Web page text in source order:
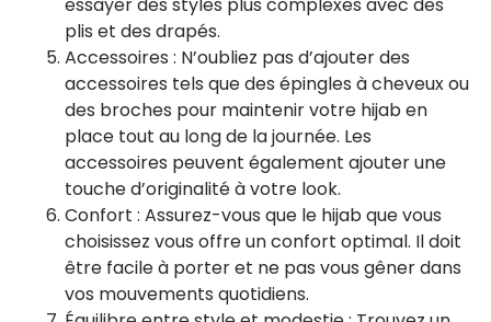
plis et des drapés.
Accessoires : N’oubliez pas d’ajouter des
accessoires tels que des épingles à cheveux ou
des broches pour maintenir votre hijab en
place tout au long de la journée. Les
accessoires peuvent également ajouter une
touche d’originalité à votre look.
Confort : Assurez-vous que le hijab que vous
choisissez vous offre un confort optimal. Il doit
être facile à porter et ne pas vous gêner dans
vos mouvements quotidiens.